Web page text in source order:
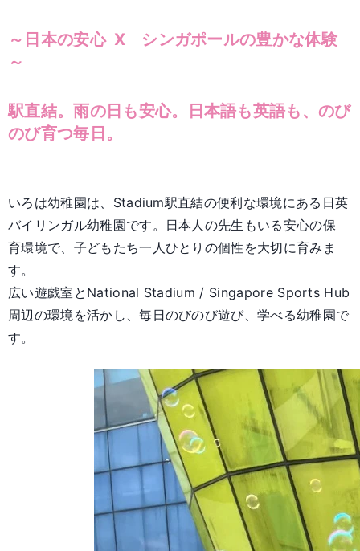
～日本の安心 X シンガポールの豊かな体験
～
駅直結。雨の日も安心。日本語も英語も、のび
のび育つ毎日。
いろは幼稚園は、Stadium駅直結の便利な環境にある日英
バイリンガル幼稚園です。日本人の先生もいる安心の保
育環境で、子どもたち一人ひとりの個性を大切に育みま
す。
広い遊戯室とNational Stadium / Singapore Sports Hub
周辺の環境を活かし、毎日のびのび遊び、学べる幼稚園で
す。